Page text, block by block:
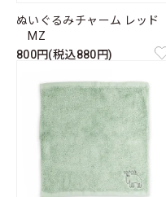
ぬいぐるみチャーム レッド
MZ
800円(税込880円)